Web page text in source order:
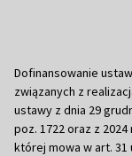
Dofinansowanie
związanych z
ustawy z dnia 29
poz. 1722 oraz z
której mowa w art. 31